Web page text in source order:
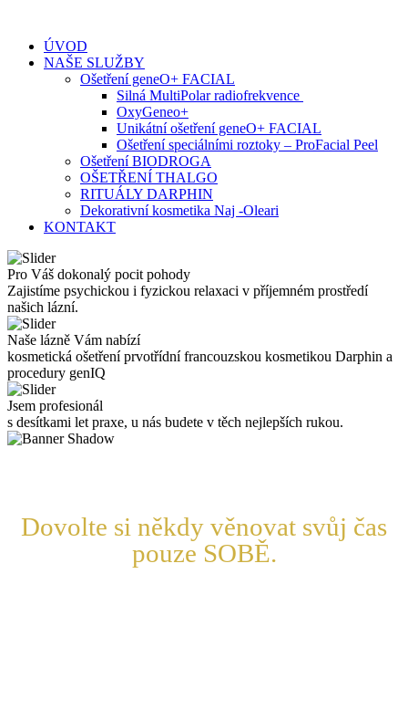
contentÚVOD
NAŠE SLUŽBY
Ošetření geneO+ FACIAL
Silná MultiPolar radiofrekvence
OxyGeneo+
Unikátní ošetření geneO+ FACIAL
Ošetření speciálními roztoky – ProFacial Peel
Ošetření BIODROGA
OŠETŘENÍ THALGO
RITUÁLY DARPHIN
Dekorativní kosmetika Naj -Oleari
KONTAKT
Pro Váš dokonalý pocit pohody
Zajistíme psychickou i fyzickou relaxaci v příjemném prostředí
našich lázní.
Naše lázně Vám nabízí
kosmetická ošetření prvotřídní francouzskou kosmetikou Darphin a
procedury genIQ
Jsem profesionál
s desítkami let praxe, u nás budete v těch nejlepších rukou.
Dovolte si někdy věnovat svůj čas
pouze SOBĚ.